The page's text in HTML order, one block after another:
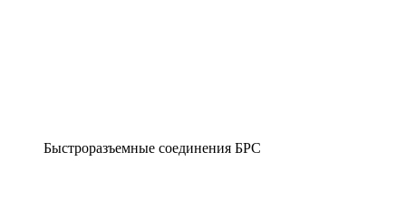
Быстроразъемные соединения БРС